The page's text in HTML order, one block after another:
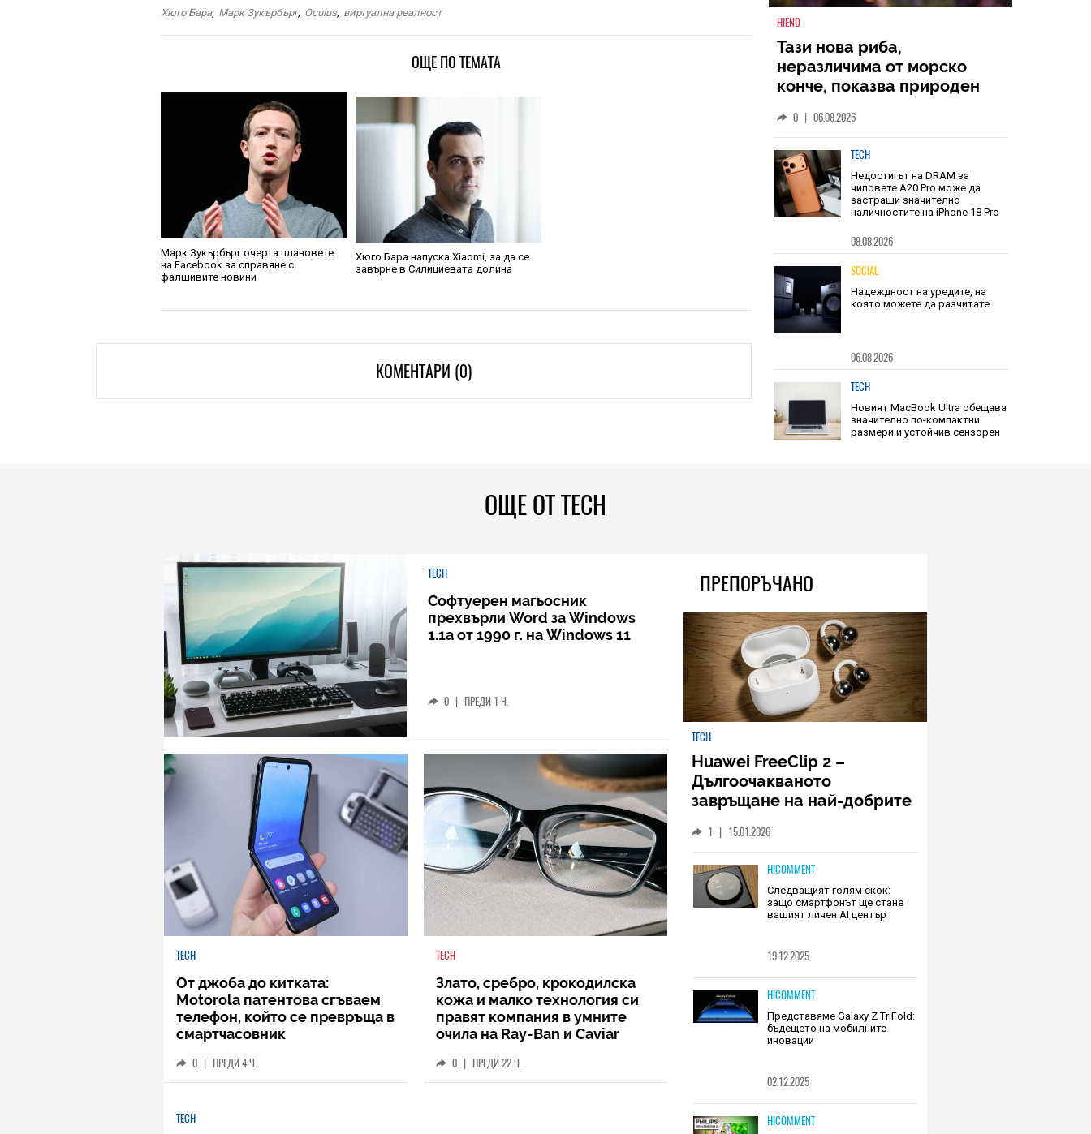
Хюго Бара, Марк Зукърбърг, Oculus, виртуална реалност
ОЩЕ ПО ТЕМАТА
Марк Зукърбърг очерта плановете
на Facebook за справяне с
фалшивите новини
Хюго Бара напуска Xiaomi, за да се
завърне в Силициевата долина
КОМЕНТАРИ (0)
HIEND
Тази нова риба,
неразличима от морско
дизайн, основан на
уникалност и заемки
0 | 06.08.2026
TECH
застраши значително
наличностите на iPhone 18 Pro
08.08.2026
06.08.2026
TECH
ОЩЕ ОТ TECH
TECH
Софтуерен магьосник
прехвърли Word за Windows
1.1a от 1990 г. на Windows 11
0 | ПРЕДИ 1 Ч.
TECH
От джоба до китката:
Motorola патентова сгъваем
телефон, който се превръща в
смартчасовник
0 | ПРЕДИ 4 Ч.
TECH
Злато, сребро, крокодилска
кожа и малко технология си
правят компания в умните
очила на Ray-Ban и Caviar
0 | ПРЕДИ 22 Ч.
TECH
ПРЕПОРЪЧАНО
TECH
Huawei FreeClip 2 –
Дългоочакваното
завръщане на най-добрите
1 | 15.01.2026
HICOMMENT
Следващият голям скок:
защо смартфонът ще стане
вашият личен AI център
19.12.2025
HICOMMENT
Представяме Galaxy Z TriFold:
бъдещето на мобилните
иновации
02.12.2025
HICOMMENT